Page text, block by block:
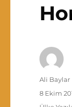
Yazar
Ali Baylar
Yayın
tarihi
8 Ekim